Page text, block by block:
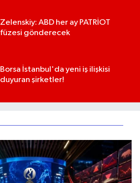
Zelenskiy: ABD her ay PATRİOT
füzesi gönderecek
Borsa İstanbul'da yeni iş ilişkisi
duyuran şirketler!